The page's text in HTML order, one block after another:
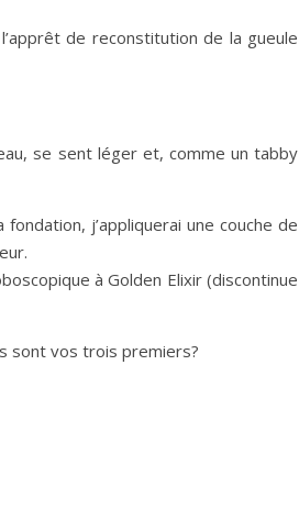
de reconstitution de la gueule
se sent léger et, comme un tabby
j’appliquerai une couche de
à Golden Elixir (discontinue
sont vos trois premiers?